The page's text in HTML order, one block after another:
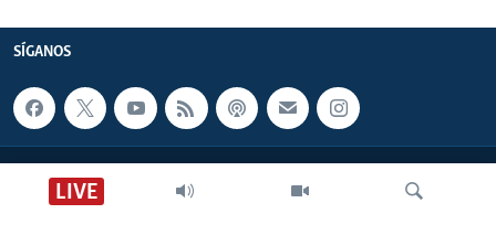
LIVE
SÍGANOS